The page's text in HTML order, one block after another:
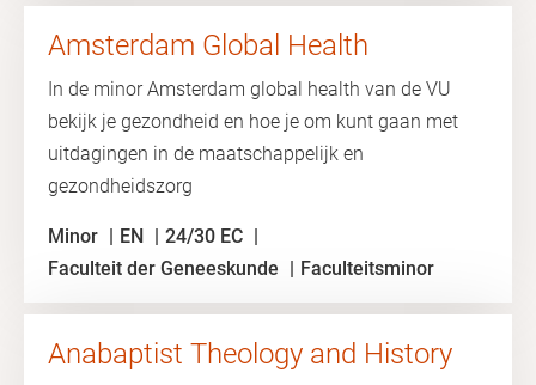
Amsterdam Global Health
In de minor Amsterdam global health van de VU
bekijk je gezondheid en hoe je om kunt gaan met
uitdagingen in de maatschappelijk en
gezondheidszorg
Minor EN
24/30 EC
Faculteit der Geneeskunde
Faculteitsminor
Anabaptist Theology and History